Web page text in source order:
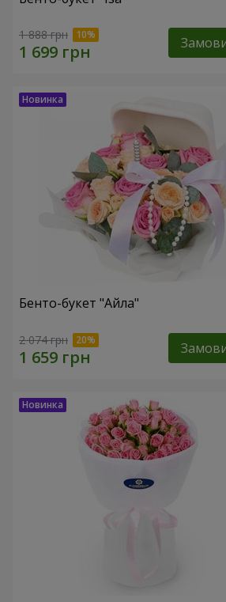
1 888 грн
Бенто-букет "Айла"
2 074 грн